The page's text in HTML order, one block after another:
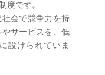
度です。
会で競争力を持
サービスを、低
設けられていま